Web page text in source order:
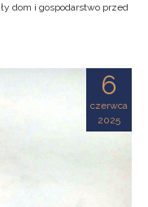
dom i gospodarstwo przed
6
czerwca
2025